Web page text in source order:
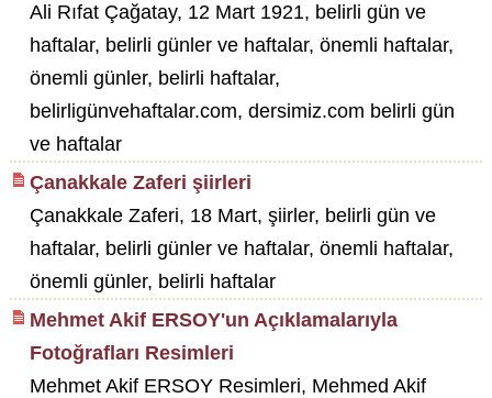
Ali Rıfat Çağatay, 12 Mart 1921, belirli gün ve
haftalar, belirli günler ve haftalar, önemli haftalar,
önemli günler, belirli haftalar,
belirligünvehaftalar.com, dersimiz.com belirli gün
ve haftalar
Çanakkale Zaferi şiirleri
Çanakkale Zaferi, 18 Mart, şiirler, belirli gün ve
haftalar, belirli günler ve haftalar, önemli haftalar,
önemli günler, belirli haftalar
Mehmet Akif ERSOY'un Açıklamalarıyla
Fotoğrafları Resimleri
Mehmet Akif ERSOY Resimleri, Mehmed Akif